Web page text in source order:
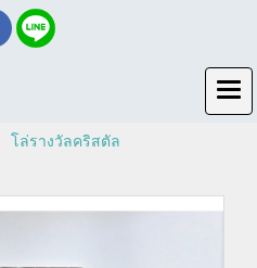
โล่รางวัลคริสตัล